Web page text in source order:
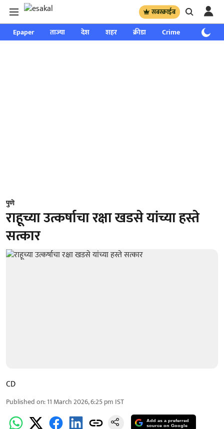
सबस्क्राईब
Epaper ताज्या देश शहर क्रीडा Crime साप्ताहिक
पुणे
राहूच्या उत्कर्षाचा रक्षा खडसे यांच्या हस्ते
सत्कार
CD
Published on:11 March 2026, 6:25 pm IST
Add as a preferred
source on Google